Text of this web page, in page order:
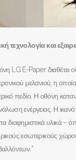
τεχνολογία και
LG E-Paper διαθέτει
μελανιού, η
πεδίο. Η οθόνη
ενέργειας. Η
διαφημιστικά υλικά –
εσωτερικούς